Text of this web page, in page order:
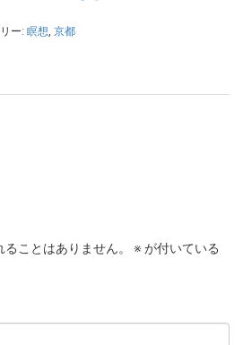
ー: 瞑想, 京都
ことはありません。 ※ が付いている